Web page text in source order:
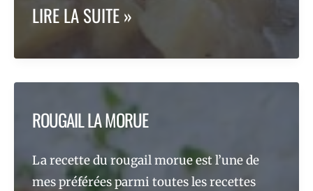
LADOB
LIRE LA SUITE »
ROUGAIL LA MORUE
La recette du rougail morue est l’une de
mes préférées parmi toutes les recettes